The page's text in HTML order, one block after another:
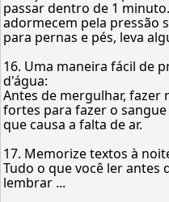
passar dentro de 1
adormecem pela pressão
para pernas e pés, leva
16. Uma maneira fácil de
d'água:
Antes de mergulhar,
fortes para fazer o
que causa a falta de ar.
17. Memorize textos à
Tudo o que você ler antes
lembrar ...